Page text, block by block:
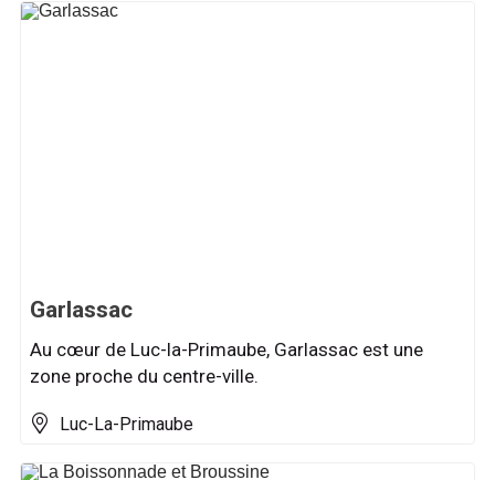
Garlassac
Au cœur de Luc-la-Primaube, Garlassac est une
zone proche du centre-ville.
Luc-La-Primaube